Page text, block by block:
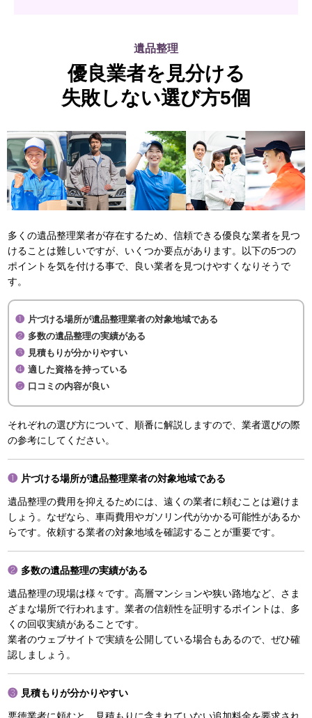
遺品整理
優良業者を見分ける
失敗しない選び方5個
多くの遺品整理業者が存在するため、信頼できる優良な業者を見つ
けることは難しいですが、いくつか要点があります。以下の5つの
ポイントを気を付ける事で、良い業者を見つけやすくなりそうで
す。
片づける場所が遺品整理業者の対象地域である
多数の遺品整理の実績がある
見積もりが分かりやすい
適した資格を持っている
口コミの内容が良い
それぞれの選び方について、順番に解説しますので、業者選びの際
の参考にしてください。
片づける場所が遺品整理業者の対象地域である
遺品整理の費用を抑えるためには、遠くの業者に頼むことは避けま
しょう。なぜなら、車両費用やガソリン代がかかる可能性があるか
らです。依頼する業者の対象地域を確認することが重要です。
多数の遺品整理の実績がある
遺品整理の現場は様々です。高層マンションや狭い路地など、さま
ざまな場所で行われます。業者の信頼性を証明するポイントは、多
くの回収実績があることです。
業者のウェブサイトで実績を公開している場合もあるので、ぜひ確
認しましょう。
見積もりが分かりやすい